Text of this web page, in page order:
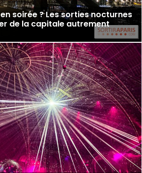
soirée ? Les sorties nocturnes
de la capitale autrement